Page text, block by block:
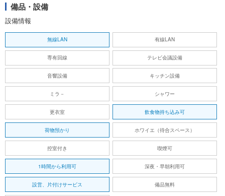
備品・設備
設備情報
無線LAN 有線LAN
専有回線 テレビ会議設備
音響設備 キッチン設備
ミラ－ シャワー
更衣室 飲食物持ち込み可
荷物預かり ホワイエ（待合スペース）
控室付き 喫煙可
1時間から利用可 深夜・早朝利用可
設営、片付けサービス 備品無料